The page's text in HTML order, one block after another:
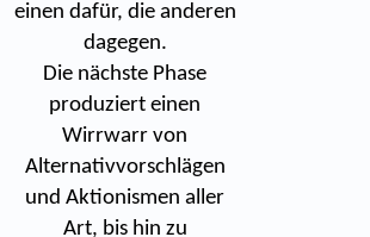
einen dafür, die anderen
dagegen.
Die nächste Phase
produziert einen
Wirrwarr von
Alternativvorschlägen
und Aktionismen aller
Art, bis hin zu